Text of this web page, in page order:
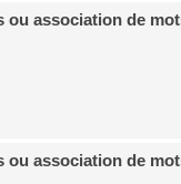
ou association de
ou association de